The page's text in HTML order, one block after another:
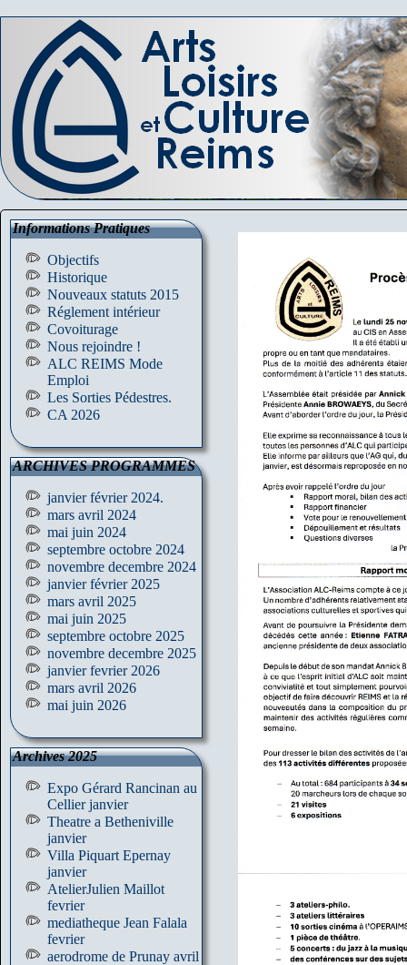
Informations Pratiques
Objectifs
Historique
Nouveaux statuts 2015
Réglement intérieur
Covoiturage
Nous rejoindre !
ALC REIMS Mode
Emploi
Les Sorties Pédestres.
CA 2026
ARCHIVES PROGRAMMES
janvier février 2024.
mars avril 2024
mai juin 2024
septembre octobre 2024
novembre decembre 2024
janvier février 2025
mars avril 2025
mai juin 2025
septembre octobre 2025
novembre decembre 2025
janvier fevrier 2026
mars avril 2026
mai juin 2026
Archives 2025
Expo Gérard Rancinan au
Cellier janvier
Theatre a Betheniville
janvier
Villa Piquart Epernay
janvier
AtelierJulien Maillot
fevrier
mediatheque Jean Falala
fevrier
aerodrome de Prunay avril